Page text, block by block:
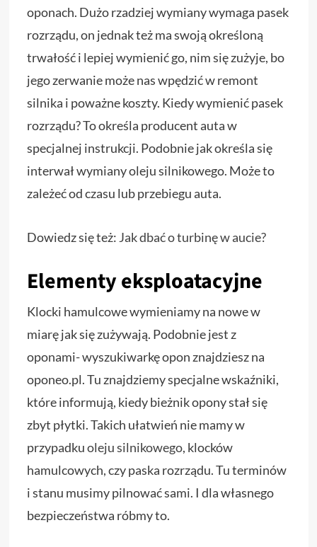
oponach. Dużo rzadziej wymiany wymaga pasek
rozrządu, on jednak też ma swoją określoną
trwałość i lepiej wymienić go, nim się zużyje, bo
jego zerwanie może nas wpędzić w remont
silnika i poważne koszty. Kiedy wymienić pasek
rozrządu? To określa producent auta w
specjalnej instrukcji. Podobnie jak określa się
interwał wymiany oleju silnikowego. Może to
zależeć od czasu lub przebiegu auta.
Dowiedz się też:Jak dbać o turbinę w aucie?
Elementy eksploatacyjne
Klocki hamulcowe wymieniamy na nowe w
miarę jak się zużywają. Podobnie jest z
oponami- wyszukiwarkę opon znajdziesz na
oponeo.pl. Tu znajdziemy specjalne wskaźniki,
które informują, kiedy bieżnik opony stał się
zbyt płytki. Takich ułatwień nie mamy w
przypadkuoleju silnikowego, klocków
hamulcowych, czy paska rozrządu. Tu terminów
i stanu musimy pilnować sami. I dla własnego
bezpieczeństwa róbmy to.